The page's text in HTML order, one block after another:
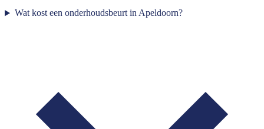
Wat kost een onderhoudsbeurt in Apeldoorn?